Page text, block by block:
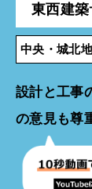
東西建
中央・城北
設計と工事
の意見も尊